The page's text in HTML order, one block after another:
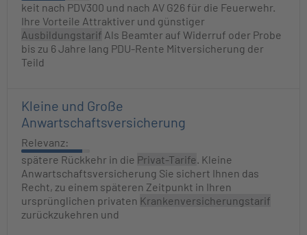
keit nach PDV300 und nach AV G26 für die Feuerwehr.
Ihre Vorteile Attraktiver und günstiger
Ausbildungstarif Als Beamter auf Widerruf oder Probe
bis zu 6 Jahre lang PDU-Rente Mitversicherung der
Teild
Kleine und Große
Anwartschaftsversicherung
Relevanz:
spätere Rückkehr in die Privat-Tarife. Kleine
Anwartschaftsversicherung Sie sichert Ihnen das
Recht, zu einem späteren Zeitpunkt in Ihren
ursprünglichen privaten Krankenversicherungstarif
zurückzukehren und